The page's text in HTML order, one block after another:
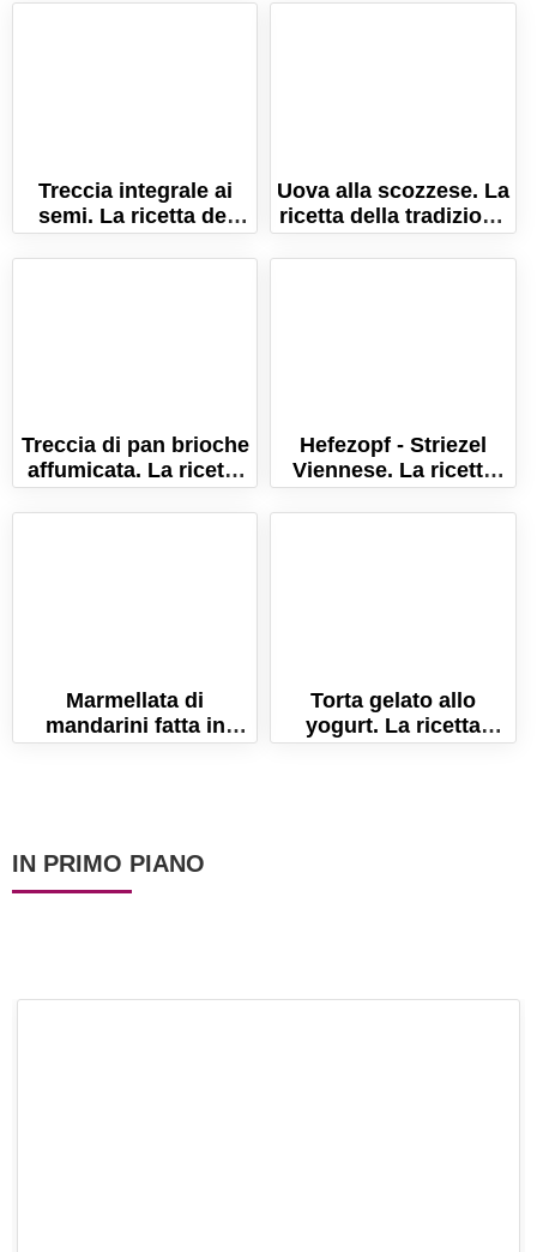
Treccia integrale ai
semi. La ricetta del
pane rustico fatto in
casa!
Uova alla scozzese. La
ricetta della tradizione
britannica
Treccia di pan brioche
affumicata. La ricetta
della treccia salata
morbidissima!
Hefezopf - Striezel
Viennese. La ricetta
della treccia dolce
svizzera!
Marmellata di
mandarini fatta in
casa!
Torta gelato allo
yogurt. La ricetta
semplice per un dolce
IN PRIMO PIANO